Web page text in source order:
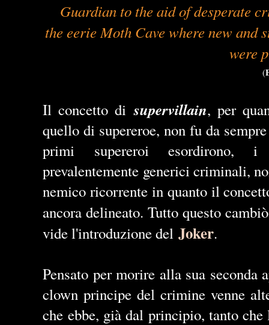
Guardian to the aid of desperate
the eerie Moth Cave where new
were
(
Il concetto disupervillain, per
quello di supereroe, non fu da
primi supereroi esordirono,
prevalentemente generici criminali,
nemico ricorrente in quanto il
ancora delineato. Tutto questo
vide l'introduzione delJoker.
Pensato per morire alla sua
clown principe del crimine venne
che ebbe, già dal principio, tanto